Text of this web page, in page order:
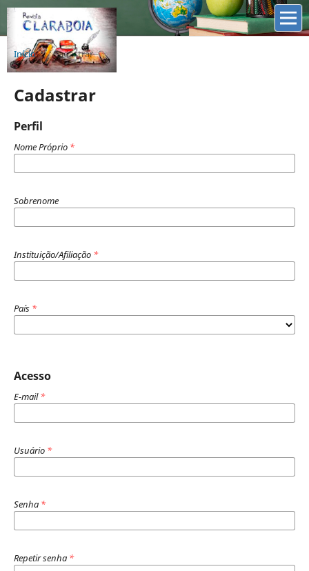
Início / Cadastrar
Cadastrar
Perfil
Nome Próprio *
Sobrenome
Instituição/Afiliação *
País *
Acesso
E-mail*
Usuário *
Senha *
Repetir senha *